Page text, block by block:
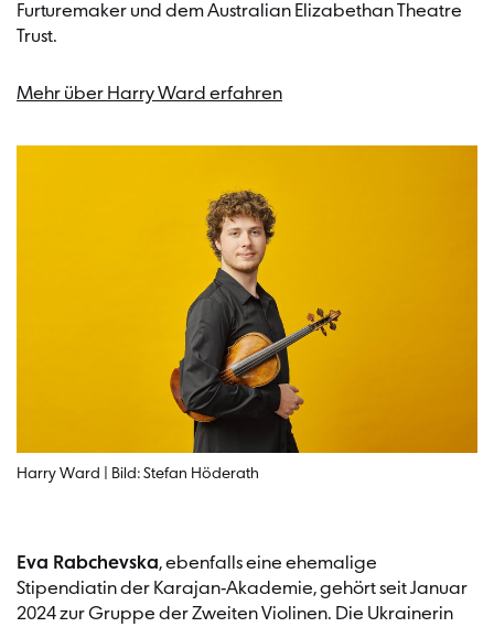
Harry Ward | Bild: Stefan Höderath
Furturemaker und dem Australian Elizabethan Theatre
Trust.
Mehr über Harry Ward erfahren
Eva Rabchevska, ebenfalls eine ehemalige
Stipendiatin der Karajan-Akademie, gehört seit Januar
2024 zur Gruppe der Zweiten Violinen. Die Ukrainerin